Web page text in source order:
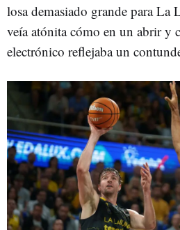
losa demasiado grande para La
veía atónita cómo en un abrir y
electrónico reflejaba un